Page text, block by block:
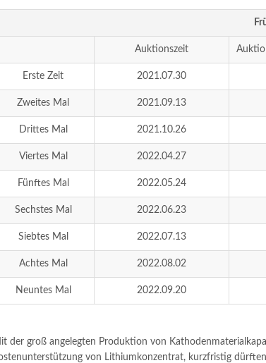
Auktionszeit
Erste Zeit 2021.07.30
Zweites Mal 2021.09.13
Drittes Mal 2021.10.26
Viertes Mal 2022.04.27
Fünftes Mal 2022.05.24
Sechstes Mal 2022.06.23
Siebtes Mal 2022.07.13
Achtes Mal 2022.08.02
Neuntes Mal 2022.09.20
der groß angelegten Produktion von
von Lithiumkonzentrat, kurzfristig